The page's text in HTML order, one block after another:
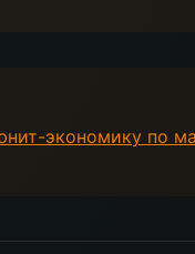
экономику по